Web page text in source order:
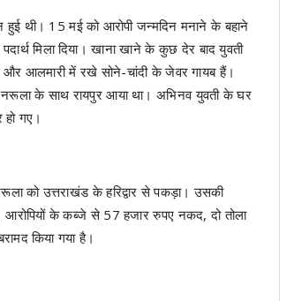
हुई थी। 15 मई को आरोपी जन्मदिन मनाने के बहाने
मिला दिया। खाना खाने के कुछ देर बाद युवती
आलमारी में रखे सोने-चांदी के जेवर गायब हैं।
नरूला के साथ रायपुर आया था। अभिनव युवती के घर
गए।
को उत्तराखंड के हरिद्वार से पकड़ा। उसकी
आरोपियों के कब्जे से 57 हजार रुपए नकद, दो तोला
किया गया है।